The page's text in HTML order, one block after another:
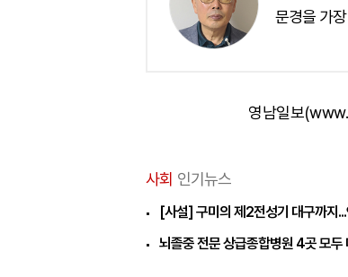
문경을 가
영남일보
사회 인기뉴스
[사설] 구미의 제2전성기 대구까지
뇌졸중 전문 상급종합병원 4곳 모